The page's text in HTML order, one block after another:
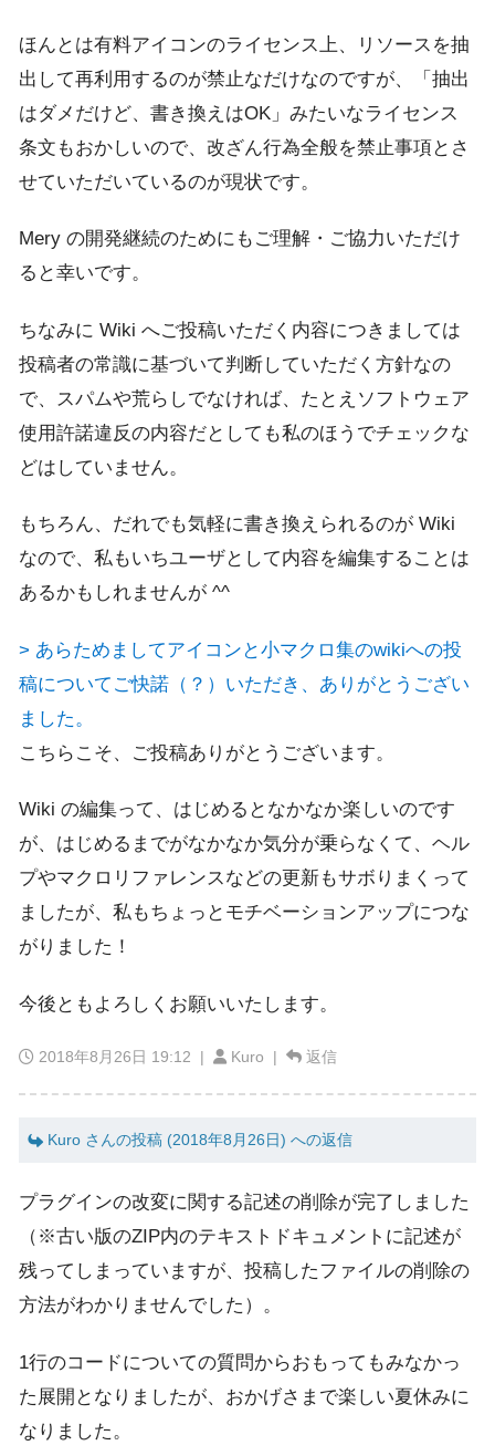
ほんとは有料アイコンのライセンス上、リソースを抽
出して再利用するのが禁止なだけなのですが、「抽出
はダメだけど、書き換えはOK」みたいなライセンス
条文もおかしいので、改ざん行為全般を禁止事項とさ
せていただいているのが現状です。
Mery の開発継続のためにもご理解・ご協力いただけ
ると幸いです。
ちなみに Wiki へご投稿いただく内容につきましては
投稿者の常識に基づいて判断していただく方針なの
で、スパムや荒らしでなければ、たとえソフトウェア
使用許諾違反の内容だとしても私のほうでチェックな
どはしていません。
もちろん、だれでも気軽に書き換えられるのが Wiki
なので、私もいちユーザとして内容を編集することは
あるかもしれませんが ^^
> あらためましてアイコンと小マクロ集のwikiへの投
稿についてご快諾（？）いただき、ありがとうござい
ました。
こちらこそ、ご投稿ありがとうございます。
Wiki の編集って、はじめるとなかなか楽しいのです
が、はじめるまでがなかなか気分が乗らなくて、ヘル
プやマクロリファレンスなどの更新もサボりまくって
ましたが、私もちょっとモチベーションアップにつな
がりました！
今後ともよろしくお願いいたします。
2018年8月26日 19:12 | Kuro | 返信
Kuro さんの投稿 (2018年8月26日) への返信
プラグインの改変に関する記述の削除が完了しました
（※古い版のZIP内のテキストドキュメントに記述が
残ってしまっていますが、投稿したファイルの削除の
方法がわかりませんでした）。
1行のコードについての質問からおもってもみなかっ
た展開となりましたが、おかげさまで楽しい夏休みに
なりました。